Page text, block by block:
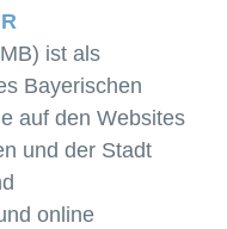
ist als
Bayerischen
auf den Websites
und der Stadt
online